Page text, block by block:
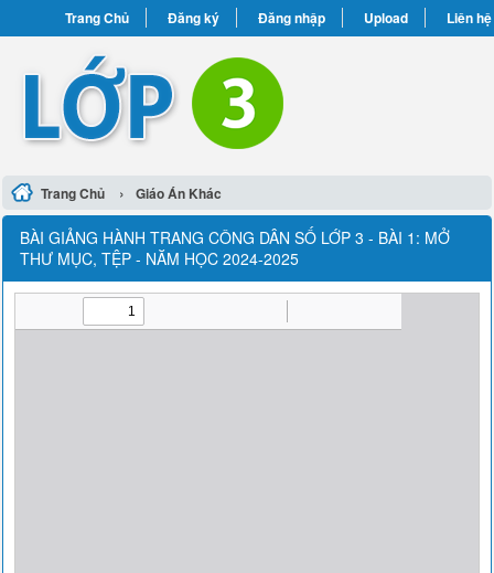
Trang Chủ Đăng ký Đăng nhập Upload Liên hệ
Trang Chủ › Giáo Án Khác
BÀI GIẢNG HÀNH TRANG CÔNG DÂN SỐ LỚP 3 - BÀI 1: MỞ
THƯ MỤC, TỆP - NĂM HỌC 2024-2025